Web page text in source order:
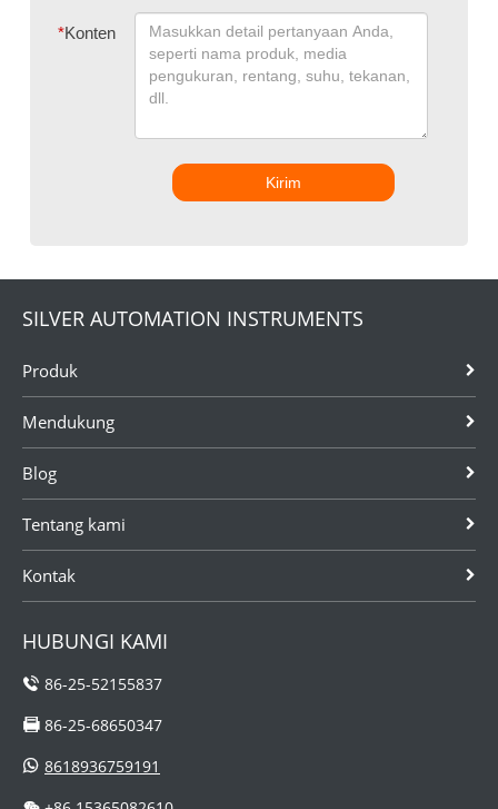
*Konten
Kirim
SILVER AUTOMATION INSTRUMENTS
Produk
Mendukung
Blog
Tentang kami
Kontak
HUBUNGI KAMI
86-25-52155837
86-25-68650347
8618936759191